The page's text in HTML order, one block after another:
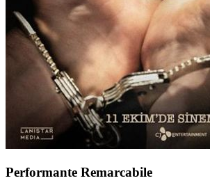
Performante Remarcabile